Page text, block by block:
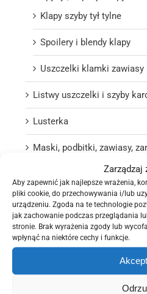
Zarządzaj
Aby zapewnić jak najlepsze wrażenia,
pliki cookie, do przechowywania i/lub
urządzeniu. Zgoda na te technologie
jak zachowanie podczas przeglądania
stronie. Brak wyrażenia zgody lub
wpłynąć na niektóre cechy i funkcje.
Klapy szyby tył tylne
Spoilery i blendy klapy
Uszczelki klamki zawiasy
Listwy uszczelki i szyby
Lusterka
Maski, podbitki, zawiasy,
Nadkola, chlapacze
Orurowania kangury paki
Podszybia